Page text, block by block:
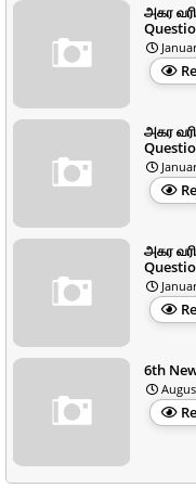
அகர
அகர
அகர
6th